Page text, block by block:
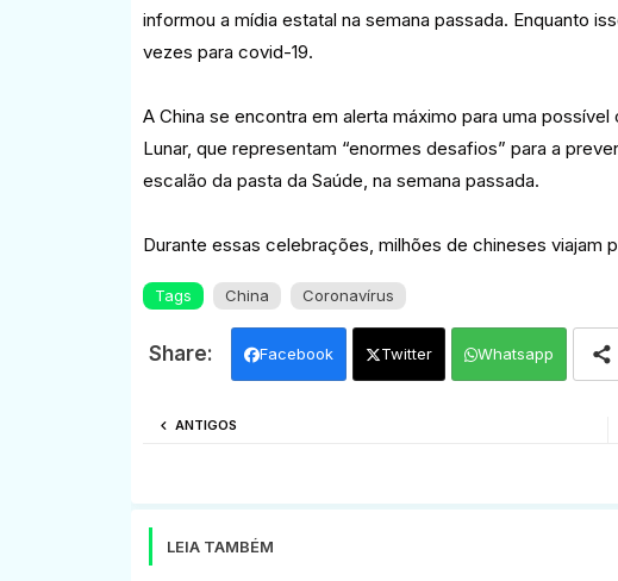
informou a mídia estatal na semana passada. Enquanto
vezes para covid-19.
A China se encontra em alerta máximo para uma
Lunar, que representam “enormes desafios” para a
escalão da pasta da Saúde, na semana passada.
Durante essas celebrações, milhões de chineses viajam
Tags China Coronavírus
Facebook Twitter Whatsapp
ANTIGOS
LEIA TAMBÉM